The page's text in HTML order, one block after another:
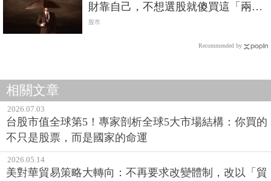
財靠自己，不想選股就傻買這「兩
檔」
股市
Recommended by
相關文章
2026.07.03
台股市值全球第5！專家剖析全球5大市場結構：你買的
不只是股票，而是國家的命運
2026.05.14
美對華貿易策略大轉向：不再要求改變體制，改以「貿